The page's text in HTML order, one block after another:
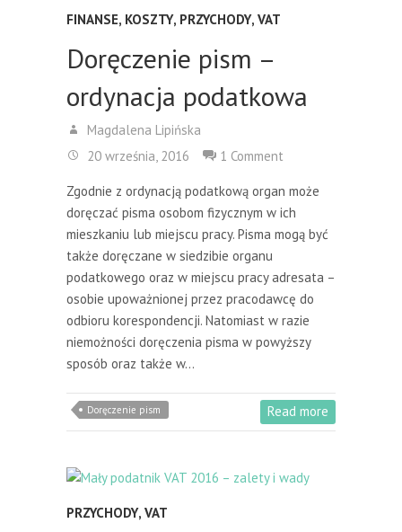
FINANSE, KOSZTY, PRZYCHODY, VAT
Doręczenie pism –
ordynacja podatkowa
Magdalena Lipińska
20 września, 2016
1 Comment
Zgodnie z ordynacją podatkową organ może
doręczać pisma osobom fizycznym w ich
mieszkaniu lub miejscu pracy. Pisma mogą być
także doręczane w siedzibie organu
podatkowego oraz w miejscu pracy adresata –
osobie upoważnionej przez pracodawcę do
odbioru korespondencji. Natomiast w razie
niemożności doręczenia pisma w powyższy
sposób oraz także w…
Doręczenie pism Read more
PRZYCHODY, VAT